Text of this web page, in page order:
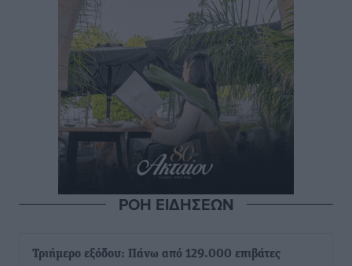
ΡΟΗ ΕΙΔΗΣΕΩΝ
Τριήμερο εξόδου: Πάνω από 129.000 επιβάτες